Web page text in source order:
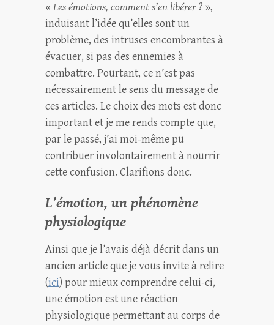
« Les émotions, comment s’en libérer ? »,
induisant l’idée qu’elles sont un
problème, des intruses encombrantes à
évacuer, si pas des ennemies à
combattre. Pourtant, ce n’est pas
nécessairement le sens du message de
ces articles. Le choix des mots est donc
important et je me rends compte que,
par le passé, j’ai moi-même pu
contribuer involontairement à nourrir
cette confusion. Clarifions donc.
L’émotion, un phénomène
physiologique
Ainsi que je l’avais déjà décrit dans un
ancien article que je vous invite à relire
(ici) pour mieux comprendre celui-ci,
une émotion est une réaction
physiologique permettant au corps de